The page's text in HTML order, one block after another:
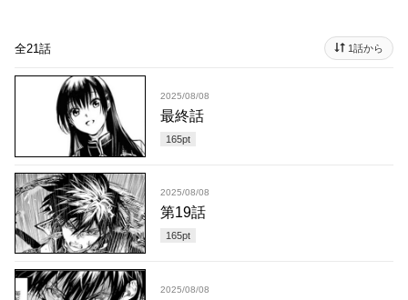
全21話 1話から
2025/08/08
最終話
165pt
2025/08/08
第19話
165pt
2025/08/08